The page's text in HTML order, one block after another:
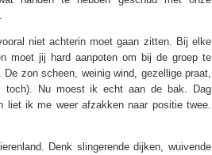
niet achterin moet gaan zitten. Bij elke
moet jij hard aanpoten om bij de groep te
zon scheen, weinig wind, gezellige praat,
toch). Nu moest ik echt aan de bak. Dag
liet ik me weer afzakken naar positie twee.
Denk slingerende dijken, wuivende